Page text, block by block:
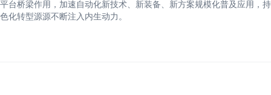
平台桥梁作用，加速自动化新技术、新装备、新方案规模化普及应用，
色化转型源源不断注入内生动力。